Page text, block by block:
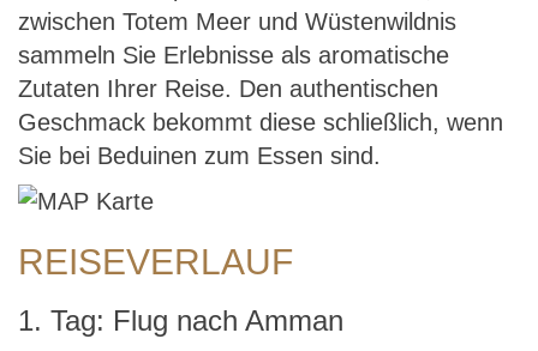
zwischen Totem Meer und Wüstenwildnis
sammeln Sie Erlebnisse als aromatische
Zutaten Ihrer Reise. Den authentischen
Geschmack bekommt diese schließlich, wenn
Sie bei Beduinen zum Essen sind.
REISEVERLAUF
1. Tag: Flug nach Amman